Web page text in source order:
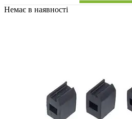
Немає в наявності